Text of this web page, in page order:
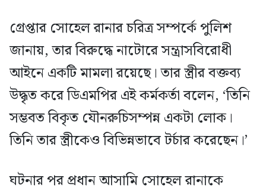
গ্রেপ্তার সোহেল রানার চরিত্র সম্পর্কে পুলিশ
জানায়, তার বিরুদ্ধে নাটোরে সন্ত্রাসবিরোধী
আইনে একটি মামলা রয়েছে। তার স্ত্রীর বক্তব্য
উদ্ধৃত করে ডিএমপির এই কর্মকর্তা বলেন, ‘তিনি
সম্ভবত বিকৃত যৌনরুচিসম্পন্ন একটা লোক।
তিনি তার স্ত্রীকেও বিভিন্নভাবে টর্চার করেছেন।’
ঘটনার পর প্রধান আসামি সোহেল রানাকে